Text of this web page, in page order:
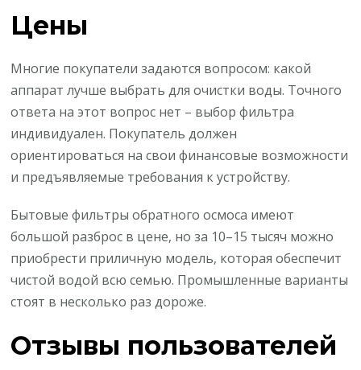
Цены
Многие покупатели задаются вопросом: какой
аппарат лучше выбрать для очистки воды. Точного
ответа на этот вопрос нет – выбор фильтра
индивидуален. Покупатель должен
ориентироваться на свои финансовые возможности
и предъявляемые требования к устройству.
Бытовые фильтры обратного осмоса имеют
большой разброс в цене, но за 10–15 тысяч можно
приобрести приличную модель, которая обеспечит
чистой водой всю семью. Промышленные варианты
стоят в несколько раз дороже.
Отзывы пользователей